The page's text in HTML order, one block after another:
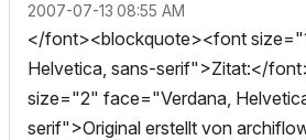
‎2007-07-13 08:55 AM
</font><blockquote><font
Helvetica, sans-serif">Zitat:</
size="2" face="Verdana,
serif">Original erstellt von